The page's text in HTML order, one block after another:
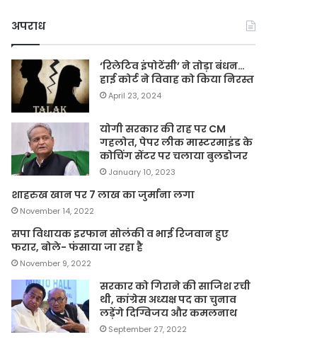
अपराध
‘रिलेटिव इंपोटेंसी’ ने तोड़ा बंधन…
हाई कोर्ट ने विवाह को किया निरस्त
April 23, 2024
योगी सरकार की राह पर CM
गहलोत, पेपर लीक मास्टरमाइंड के
कोचिंग सेंटर पर चलाया बुलडोजर
January 10, 2023
शाहरुख खान पर 7 लाख का जुर्माना लगा
November 14, 2022
सपा विधायक इरफान सोलंकी व भाई रिजवान हुए
फरार, बोले- फंसाया जा रहा है
November 9, 2022
सरकार को गिराने की साजिश रची
थी, कांग्रेस अध्यक्ष पद का चुनाव
लड़ेंगे दिग्विजय और कमलनाथ
September 27, 2022